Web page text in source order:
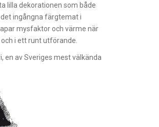
lilla dekorationen som både
ingångna färgtemat i
mysfaktor och värme när
i ett runt utförande.
en av Sveriges mest välkända